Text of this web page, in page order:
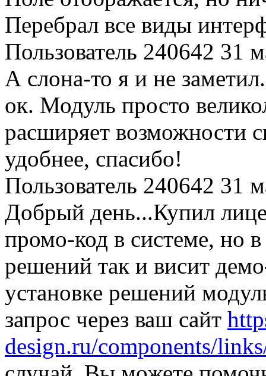
Перебрал все виды
Пользователь 240642 31
А слона-то я и не
ок. Модуль просто
расширяет возможности
удобнее, спасибо!
Пользователь 240642 31
Добрый день...Купил
промо-код в системе, но
решений так и висит
установке решений
запрос через ваш сайт
design.ru/components/